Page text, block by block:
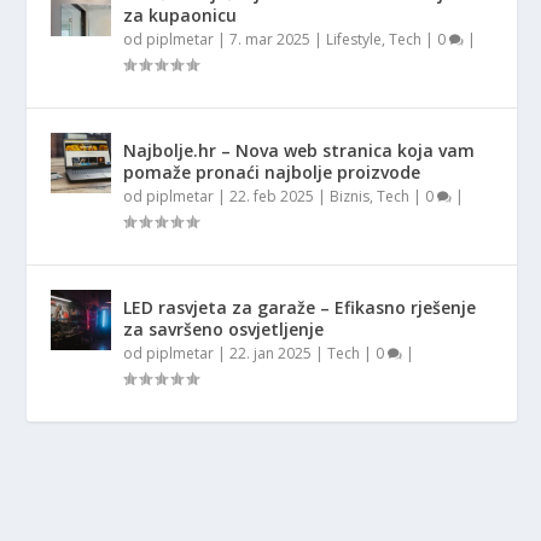
za kupaonicu
od piplmetar |7. mar 2025 | Lifestyle,Tech | 0 |
Najbolje.hr – Nova web stranica koja vam
pomaže pronaći najbolje proizvode
od piplmetar |22. feb 2025 | Biznis,Tech | 0 |
LED rasvjeta za garaže – Efikasno rješenje
za savršeno osvjetljenje
od piplmetar |22. jan 2025 |Tech | 0 |